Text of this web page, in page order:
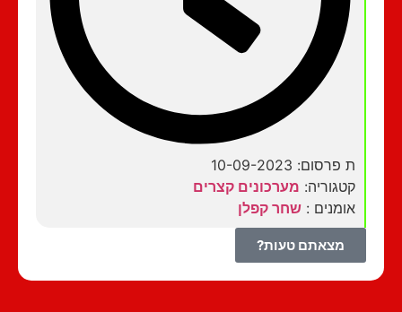
ת פרסום: 10-09-2023
קטגוריה:מערכונים קצרים
אומנים :שחר קפלן
מצאתם טעות?